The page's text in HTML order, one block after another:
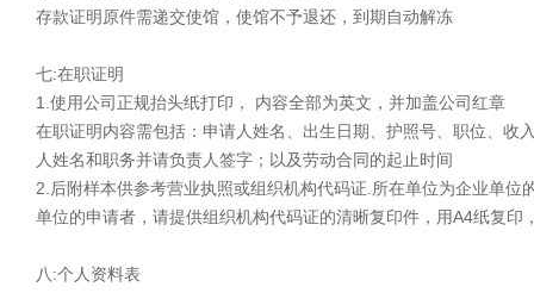
存款证明原件需递交使馆，使馆不予退还，到期自动解冻
七:在职证明
1.使用公司正规抬头纸打印， 内容全部为英文，并加盖公司红章
在职证明内容需包括：申请人姓名、出生日期、护照号、职位、
人姓名和职务并请负责人签字；以及劳动合同的起止时间
2.后附样本供参考营业执照或组织机构代码证.所在单位为企业单
单位的申请者，请提供组织机构代码证的清晰复印件，用A4纸复印
八:个人资料表